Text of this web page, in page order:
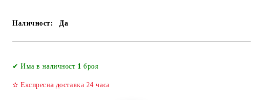
Наличност: Да
✔ Има в наличност 1 броя
✫ Експресна доставка 24 часа